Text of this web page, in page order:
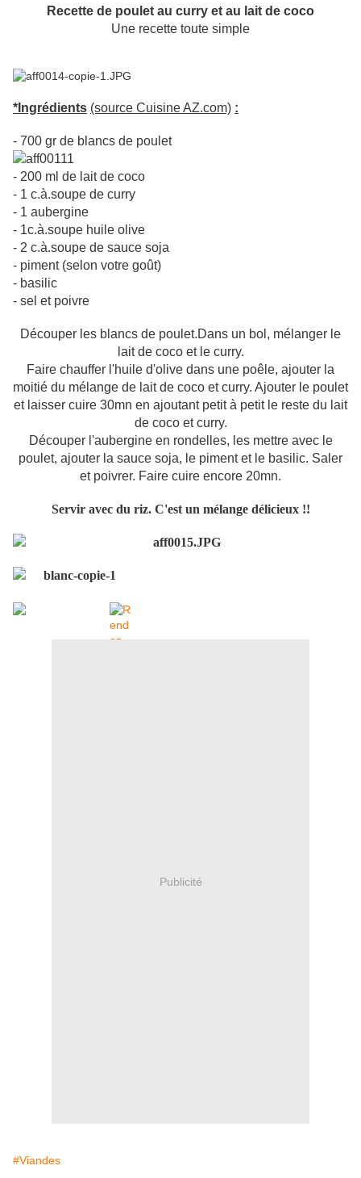
Recette de poulet au curry et au lait de coco
Une recette toute simple
*Ingrédients (source Cuisine AZ.com) :
- 700 gr de blancs de poulet
- 200 ml de lait de coco
- 1 c.à.soupe de curry
- 1 aubergine
- 1c.à.soupe huile olive
- 2 c.à.soupe de sauce soja
- piment (selon votre goût)
- basilic
- sel et poivre
Découper les blancs de poulet.Dans un bol, mélanger le
lait de coco et le curry.
Faire chauffer l'huile d'olive dans une poêle, ajouter la
moitié du mélange de lait de coco et curry. Ajouter le poulet
et laisser cuire 30mn en ajoutant petit à petit le reste du lait
de coco et curry.
Découper l'aubergine en rondelles, les mettre avec le
poulet, ajouter la sauce soja, le piment et le basilic. Saler
et poivrer. Faire cuire encore 20mn.
Servir avec du riz. C'est un mélange délicieux !!
Publicité
#Viandes